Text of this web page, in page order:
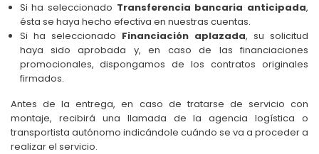
Si ha seleccionado Transferencia bancaria anticipada,
ésta se haya hecho efectiva en nuestras cuentas.
Si ha seleccionado Financiación aplazada, su solicitud
haya sido aprobada y, en caso de las financiaciones
promocionales, dispongamos de los contratos originales
firmados.
Antes de la entrega, en caso de tratarse de servicio con
montaje, recibirá una llamada de la agencia logística o
transportista autónomo indicándole cuándo se va a proceder a
realizar el servicio.